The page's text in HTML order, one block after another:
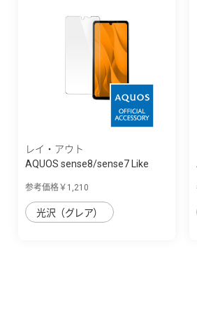
レイ・アウト
AQUOS sense8/sense7 Like
参考価格￥1,210
光沢（グレア）